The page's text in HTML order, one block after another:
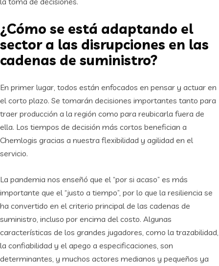
¿Cómo se está adaptando el
sector a las disrupciones en las
cadenas de suministro?
En primer lugar, todos están enfocados en pensar y actuar en
el corto plazo. Se tomarán decisiones importantes tanto para
traer producción a la región como para reubicarla fuera de
ella. Los tiempos de decisión más cortos benefician a
Chemlogis gracias a nuestra flexibilidad y agilidad en el
servicio.
La pandemia nos enseñó que el “por si acaso” es más
importante que el “justo a tiempo”, por lo que la resiliencia se
ha convertido en el criterio principal de las cadenas de
suministro, incluso por encima del costo. Algunas
características de los grandes jugadores, como la trazabilidad,
la confiabilidad y el apego a especificaciones, son
determinantes, y muchos actores medianos y pequeños ya